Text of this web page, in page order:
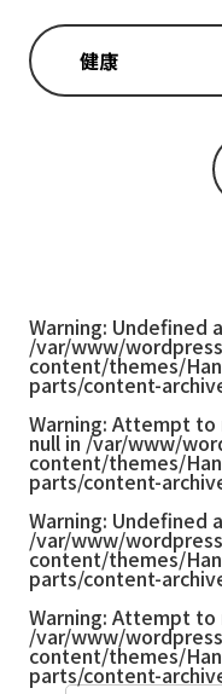
Warning: Undefined
/var/www/
content/themes/
parts/content-
Warning: Attempt to
null in /var/www/
content/themes/
parts/content-
Warning: Undefined
/var/www/
content/themes/
parts/content-
Warning: Attempt to
/var/www/
content/themes/
parts/content-